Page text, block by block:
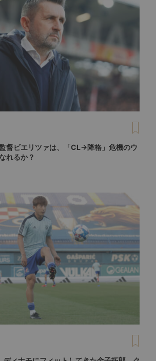
督ビエリツァは、「CL→降格」危機のウ
れるか？